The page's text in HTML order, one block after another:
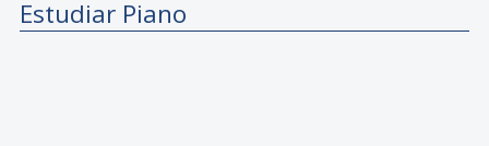
Estudiar Piano